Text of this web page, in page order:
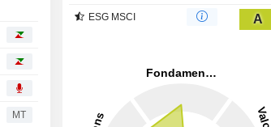
MT
ESG MSCI A